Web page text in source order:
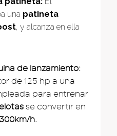
una patineta
, y alcanza en ella
de lanzamiento:
de 125 hp a una
para entrenar
se convertir en
h.